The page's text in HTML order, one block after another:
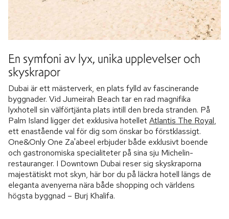
En symfoni av lyx, unika upplevelser och
skyskrapor
Dubai är ett mästerverk, en plats fylld av fascinerande
byggnader. Vid Jumeirah Beach tar en rad magnifika
lyxhotell sin välförtjänta plats intill den breda stranden. På
Palm Island ligger det exklusiva hotelletAtlantis The Royal,
ett enastående val för dig som önskar bo förstklassigt.
One&Only One Za'abeel erbjuder både exklusivt boende
och gastronomiska specialiteter på sina sju Michelin-
restauranger. I Downtown Dubai reser sig skyskraporna
majestätiskt mot skyn, här bor du på läckra hotell längs de
eleganta avenyerna nära både shopping och världens
högsta byggnad – Burj Khalifa.